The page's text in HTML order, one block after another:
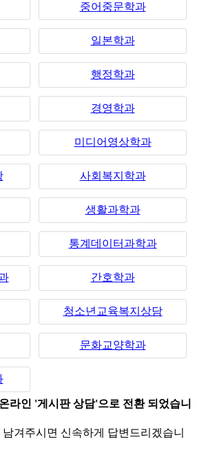
중어중문학과
일본학과
행정학과
경영학과
미디어영상학과
사회복지학과
생활과학과
통계데이터과학과
간호학과
청소년교육복지상담
문화교양학과
라인 '게시판 상담'으로 전환 되었습니
겨주시면 신속하게 답변드리겠습니